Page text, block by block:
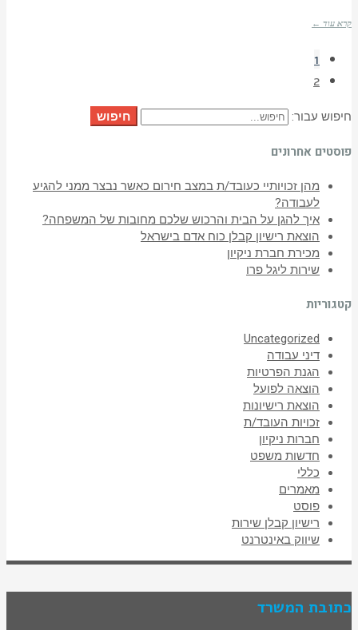
קרא עוד ←
1
2
חיפוש עבור: חיפוש
פוסטים אחרונים
מהן זכויותיי כעובד/ת במצב חירום כאשר נבצר ממני להגיע
לעבודה?
איך להגן על הבית והרכוש שלכם מחובות של המשפחה?
הוצאת רישיון קבלן כוח אדם בישראל
מכירת חברת ניקיון
שירות ליגל פרו
קטגוריות
Uncategorized
דיני עבודה
הגנת הפרטיות
הוצאה לפועל
הוצאת רישיונות
זכויות העובד/ת
חברות ניקיון
חדשות משפט
כללי
מאמרים
פוסט
רישיון קבלן שירות
שיווק באינטרנט
כתובת המשרד